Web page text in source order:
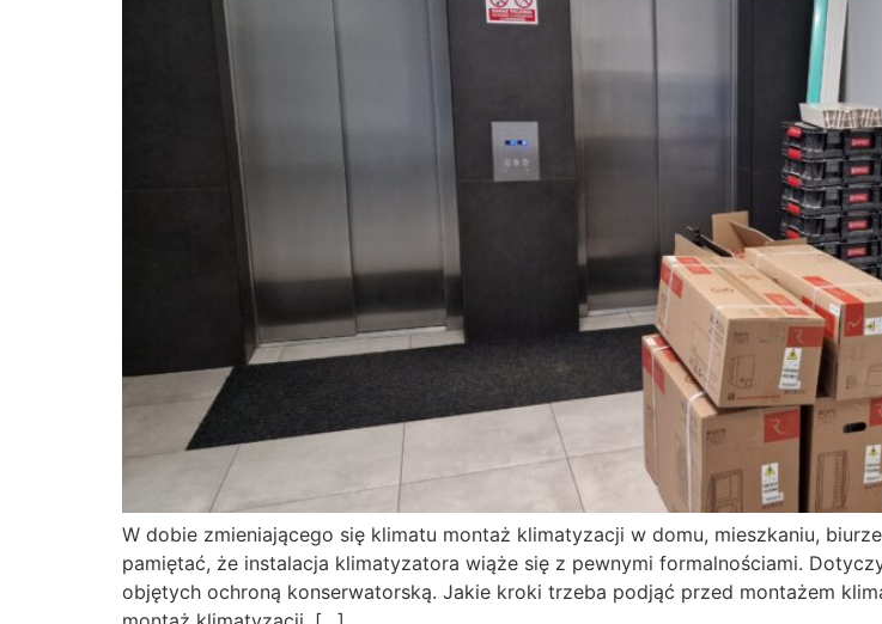
W dobie zmieniającego się klimatu montaż klimatyzacji w domu, mieszkaniu,
pamiętać, że instalacja klimatyzatora wiąże się z pewnymi formalnościami.
objętych ochroną konserwatorską. Jakie kroki trzeba podjąć przed montażem